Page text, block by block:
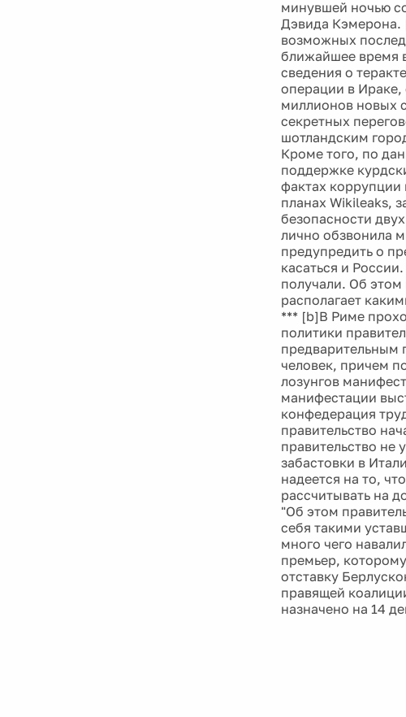
минувшей ночью
Дэвида Кэмерона.
возможных
ближайшее время
сведения о
операции в Ираке,
миллионов новых
секретных
шотландским
Кроме того, по
поддержке
фактах коррупции
планах Wikileaks,
безопасности
лично обзвонила
предупредить о
касаться и
получали. Об этом
располагает
*** [b]В Риме
политики
предварительным
человек, причем
лозунгов
манифестации
конфедерация
правительство
правительство не
забастовки в
надеется на то,
рассчитывать на
"Об этом
себя такими
много чего
премьер,
отставку
правящей
назначено на 14